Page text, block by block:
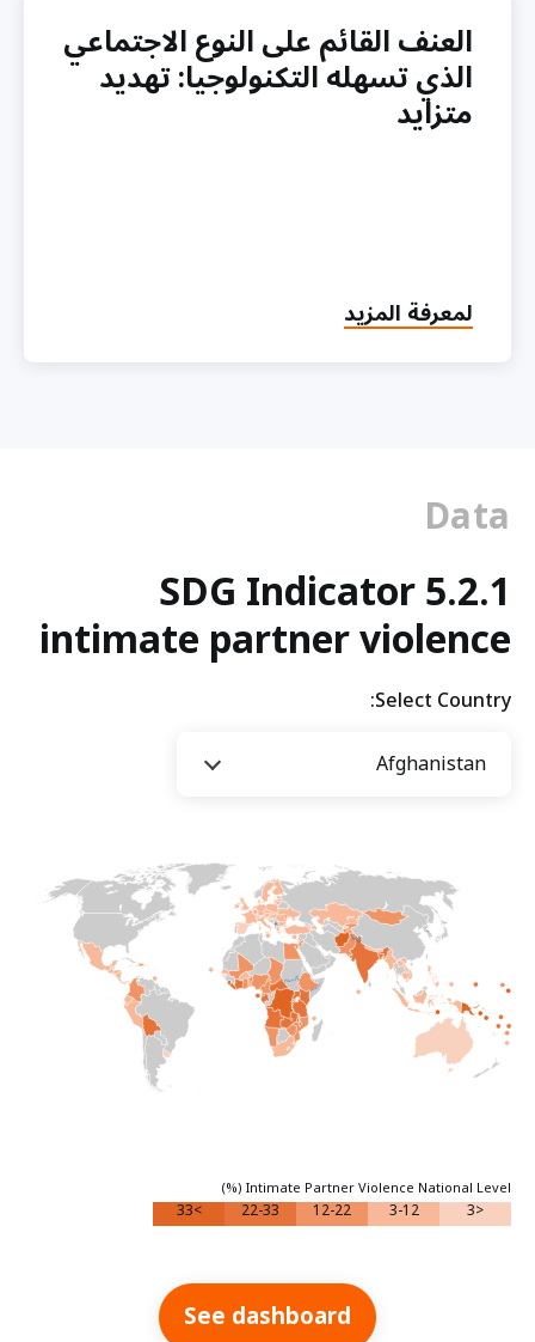
العنف القائم على النوع الاجتماعي
الذي تسهله التكنولوجيا: تهديد
متزايد
لمعرفة المزيد
about
العنف
تسهله
التكنولوجيا:
متزايد
Data
SDG Indicator 5.2.1
intimate partner violence
Select Country:
Afghanistan
Intimate Partner Violence National Level (%)
<3
3-12
12-22
22-33
>33
See dashboard